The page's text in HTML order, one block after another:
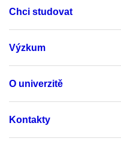
Chci studovat
Výzkum
O univerzitě
Kontakty